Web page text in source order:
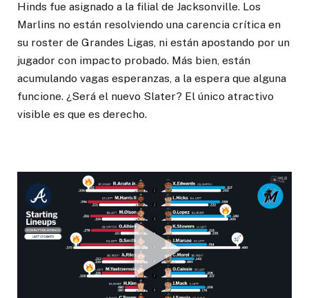
Hinds fue asignado a la filial de Jacksonville. Los
Marlins no están resolviendo una carencia crítica en
su roster de Grandes Ligas, ni están apostando por un
jugador con impacto probado. Más bien, están
acumulando vagas esperanzas, a la espera que alguna
funcione. ¿Será el nuevo Slater? El único atractivo
visible es que es derecho.